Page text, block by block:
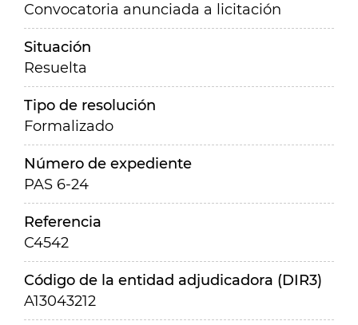
Convocatoria anunciada a licitación
Situación
Resuelta
Tipo de resolución
Formalizado
Número de expediente
PAS 6-24
Referencia
C4542
Código de la entidad adjudicadora (DIR3)
A13043212